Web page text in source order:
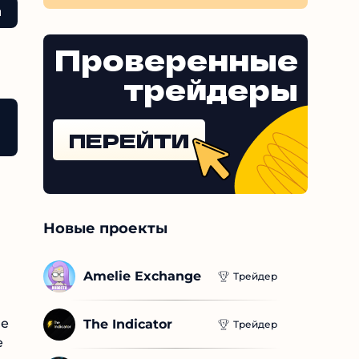
дня!
Проверенные
трейдеры
ПЕРЕЙТИ
Новые проекты
Amelie Exchange Трейдер
The Indicator Трейдер